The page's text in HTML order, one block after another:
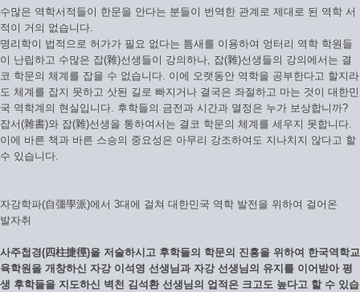
수많은 역학서적들이 한문을 안다는 분들이 번역한 관계로 제대로 된 역학 서
적이 거의 없습니다.
명리학이 법적으로 허가가 필요 없다는 틈새를 이용하여 엉터리 역학 학원들
이 난립하고 수많은 잡(雜)선생들이 강의하나, 잡(雜)선생들의 강의에서는 결
코 학문의 체계를 잡을 수 없습니다. 이에 오랫동안 역학을 공부한다고 할지라
도 체계를 잡지 못하고 삿된 길로 빠지거나 결국은 좌절하고 마는 것이 대한민
국 역학계의 현실입니다. 후학들의 금전과 시간과 열정은 누가 보상합니까?
잡서(雜書)와 잡(雜)선생을 통하여서는 결코 학문의 체계를 세우지 못합니다.
이에 바른 책과 바른 스승의 중요성은 아무리 강조하여도 지나치지 않다고 할
수 있습니다.
자강학파(自彊學派)에서 3대에 걸쳐 대한민국 역학 발전을 위하여 걸어온
발자취
사주첩경(四柱捷徑)을 저술하시고 후학들의 학문의 진흥을 위하여 한국역학교
육학원을 개창하신 자강 이석영 선생님과 자강 선생님의 유지를 이어받아 평
생 후학들을 지도하신 벽천 김석환 선생님의 업적은 크고도 높다고 할 수 있습